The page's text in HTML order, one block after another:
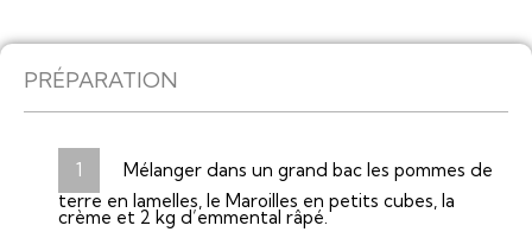
PRÉPARATION
Mélanger dans un grand bac les pommes de
terre en lamelles, le Maroilles en petits cubes, la
crème et 2 kg d’emmental râpé.